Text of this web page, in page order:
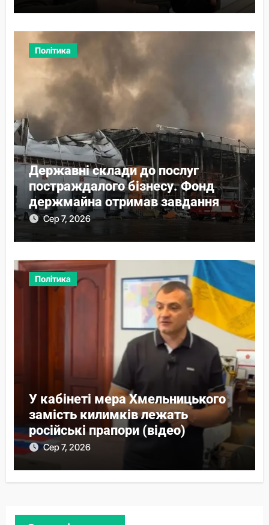
Політика
Державні склади до послуг
постраждалого бізнесу. Фонд
держмайна отримав завдання
від прем’єра
Сер 7, 2026
Політика
У кабінеті мера Хмельницького
замість килимків лежать
російські прапори (відео)
Сер 7, 2026